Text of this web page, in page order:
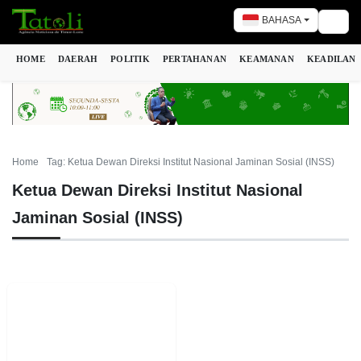
BAHASA
HOME DAERAH POLITIK PERTAHANAN KEAMANAN KEADILAN
Home Tag: Ketua Dewan Direksi Institut Nasional Jaminan Sosial (INSS)
Ketua Dewan Direksi Institut Nasional
Jaminan Sosial (INSS)